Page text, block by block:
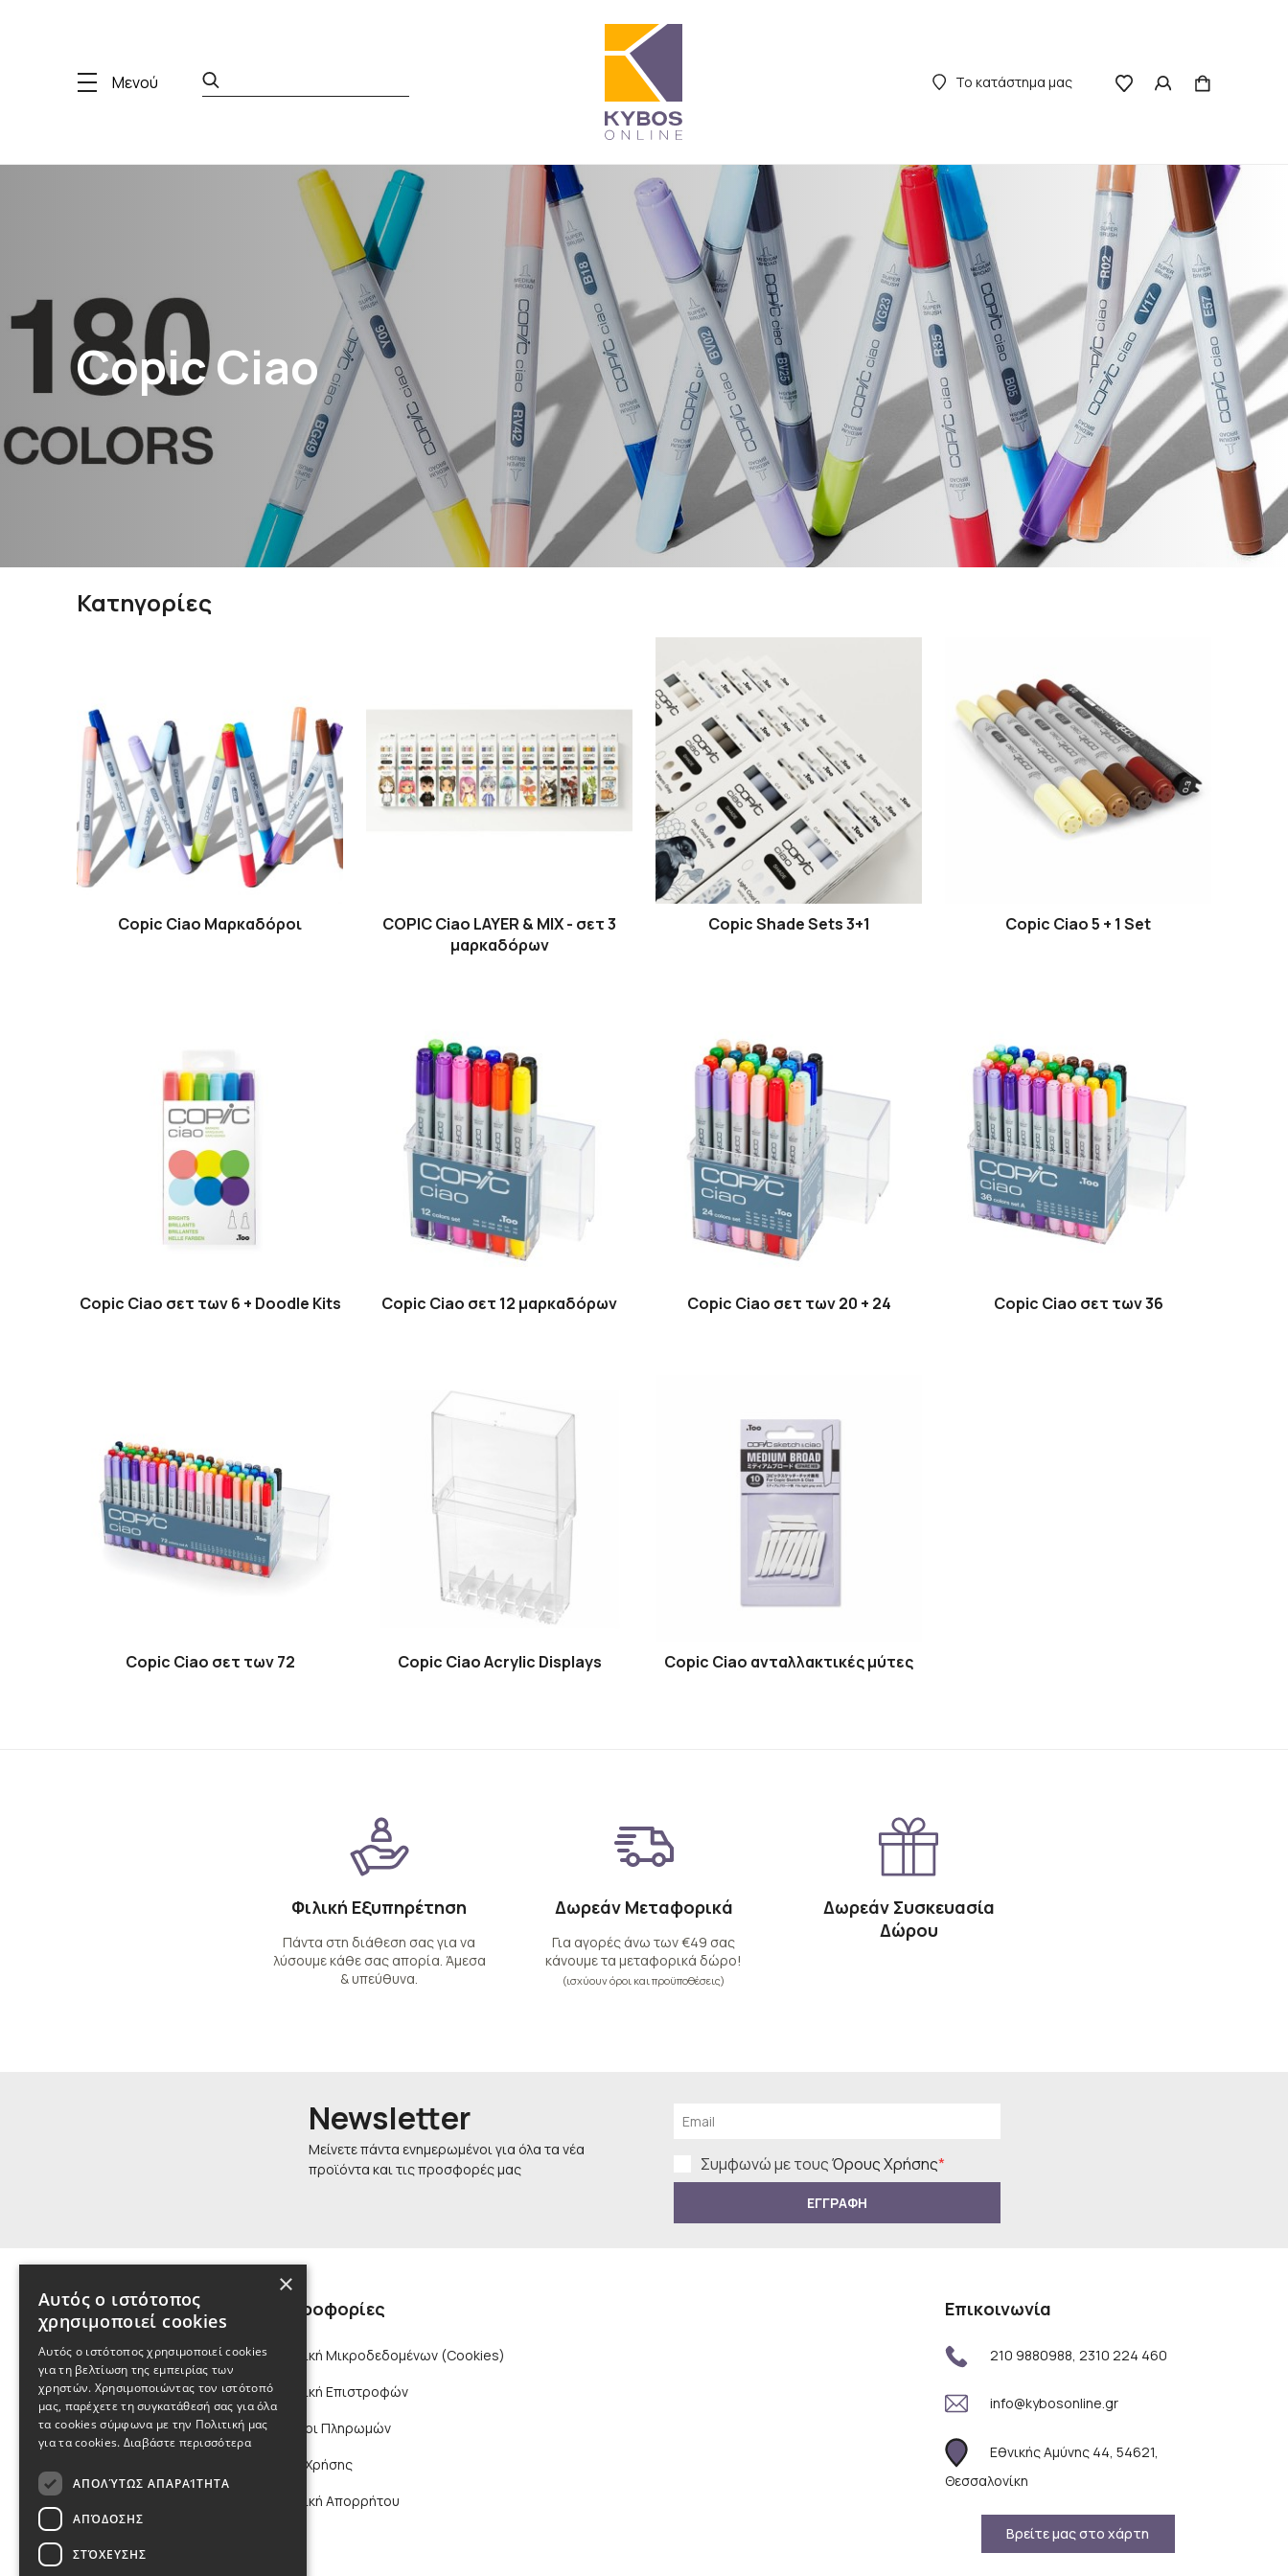
Μενού Το κατάστημα μας
Copic Ciao
Κατηγορίες
Copic Ciao Μαρκαδόροι
COPIC Ciao LAYER & MIX - σετ 3
μαρκαδόρων
Copic Shade Sets 3+1 Copic Ciao 5 + 1 Set
Copic Ciao σετ των 6 + Doodle Kits Copic Ciao σετ 12 μαρκαδόρων Copic Ciao σετ των 20 + 24 Copic Ciao σετ των 36
Copic Ciao σετ των 72 Copic Ciao Acrylic Displays Copic Ciao ανταλλακτικές μύτες
Φιλική Εξυπηρέτηση
Πάντα στη διάθεση σας για να
λύσουμε κάθε σας απορία. Άμεσα
& υπεύθυνα.
Δωρεάν Μεταφορικά
Για αγορές άνω των €49 σας
κάνουμε τα μεταφορικά δώρο!
(ισχύουν όροι και προϋποθέσεις)
Δωρεάν Συσκευασία
Δώρου
Newsletter
Μείνετε πάντα ενημερωμένοι για όλα τα νέα
προϊόντα και τις προσφορές μας
Συμφωνώ με τουςΌρους Χρήσης*
ΕΓΓΡΑΦΗ
Πληροφορίες
Πολιτική Μικροδεδομένων (Cookies)
Πολιτική Επιστροφών
Τρόποι Πληρωμών
Όροι Χρήσης
Πολιτική Απορρήτου
Επικοινωνία
210 9880988, 2310 224 460
info@kybosonline.gr
Εθνικής Αμύνης 44, 54621,
Θεσσαλονίκη
Βρείτε μας στο χάρτη
×
Αυτός ο ιστότοπος
χρησιμοποιεί cookies
Αυτός ο ιστότοπος χρησιμοποιεί cookies
για τη βελτίωση της εμπειρίας των
χρηστών. Χρησιμοποιώντας τον ιστότοπό
μας, παρέχετε τη συγκατάθεσή σας για όλα
τα cookies σύμφωνα με την Πολιτική μας
για τα cookies. Διαβάστε περισσότερα
ΑΠΟΛΎΤΩΣ ΑΠΑΡΑΊΤΗΤΑ
ΑΠΌΔΟΣΗΣ
ΣΤΌΧΕΥΣΗΣ